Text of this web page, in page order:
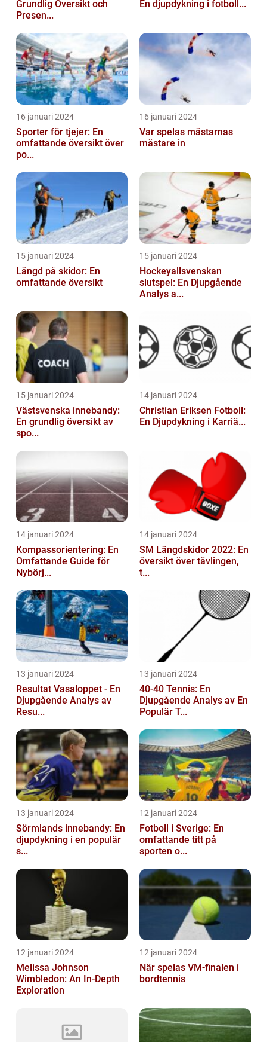
Grundlig Översikt och
Presen...
En djupdykning i fotboll...
16 januari 2024
Sporter för tjejer: En
omfattande översikt över
po...
16 januari 2024
Var spelas mästarnas
mästare in
15 januari 2024
Längd på skidor: En
omfattande översikt
15 januari 2024
Hockeyallsvenskan
slutspel: En Djupgående
Analys a...
15 januari 2024
Västsvenska innebandy:
En grundlig översikt av
spo...
14 januari 2024
Christian Eriksen Fotboll:
En Djupdykning i Karriä...
14 januari 2024
Kompassorientering: En
Omfattande Guide för
Nybörj...
14 januari 2024
SM Längdskidor 2022: En
översikt över tävlingen,
t...
13 januari 2024
Resultat Vasaloppet - En
Djupgående Analys av
Resu...
13 januari 2024
40-40 Tennis: En
Djupgående Analys av En
Populär T...
13 januari 2024
Sörmlands innebandy: En
djupdykning i en populär
s...
12 januari 2024
Fotboll i Sverige: En
omfattande titt på
sporten o...
12 januari 2024
Melissa Johnson
Wimbledon: An In-Depth
Exploration
12 januari 2024
När spelas VM-finalen i
bordtennis